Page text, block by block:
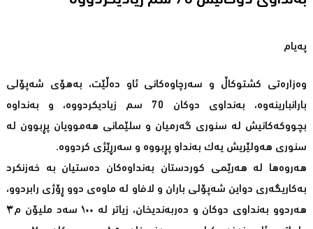
په‌یام
وەزارەتی کشتوکاڵ و سەرچاوەکانی ئاو دەڵێت، بەهۆی شەپۆلی
بارانبارینەوە، بەنداوی دوکان 70 سم زیادیکردووە، و بەنداوە
بچووکەکانیش لە سنوری گەرمیان و سلێمانی هەموویان پڕبوون لە
سنوری هەولێریش یەک بەنداو پڕبووە و سەرڕێژی کردووە.
هه‌روه‌ها لە هەرێمی کوردستان بەنداوەکان دەستیان بە خەزنکرد
بەکاریگەری دواین شەپۆلی باران و لافاو لە ماوەی دوو ڕۆژی رابردوو،
هەردوو بەنداوی دوکان و دەربەندیخان، زیاتر لە ١٠٠ سەد ملیۆن م٣